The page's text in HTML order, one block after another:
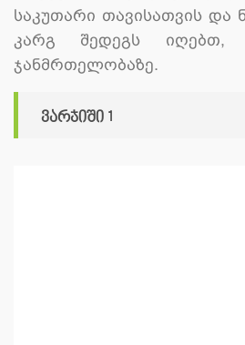
საკუთარი თავისათვის და
კარგ შედეგს იღებთ,
ჯანმრთელობაზე.
ვარჯიში 1